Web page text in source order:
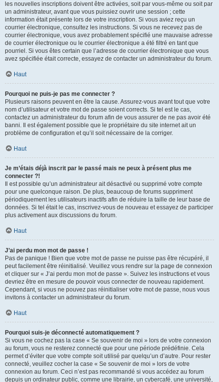
les nouvelles inscriptions doivent être activées, soit par vous-même ou soit par
un administrateur, avant que vous puissiez ouvrir une session ; cette
information était présente lors de votre inscription. Si vous aviez reçu un
courrier électronique, consultez les instructions. Si vous ne recevez pas de
courrier électronique, vous avez probablement spécifié une mauvaise adresse
de courrier électronique ou le courrier électronique a été filtré en tant que
pourriel. Si vous êtes certain que l’adresse de courrier électronique que vous
avez spécifiée était correcte, essayez de contacter un administrateur du forum.
Haut
Pourquoi ne puis-je pas me connecter ?
Plusieurs raisons peuvent en être la cause. Assurez-vous avant tout que votre
nom d’utilisateur et votre mot de passe soient corrects. Si tel est le cas,
contactez un administrateur du forum afin de vous assurer de ne pas avoir été
banni. Il est également possible que le propriétaire du site internet ait un
problème de configuration et qu’il soit nécessaire de la corriger.
Haut
Je m’étais déjà inscrit par le passé mais ne peux à présent plus me
connecter ?!
Il est possible qu’un administrateur ait désactivé ou supprimé votre compte
pour une quelconque raison. De plus, beaucoup de forums suppriment
périodiquement les utilisateurs inactifs afin de réduire la taille de leur base de
données. Si tel était le cas, inscrivez-vous de nouveau et essayez de participer
plus activement aux discussions du forum.
Haut
J’ai perdu mon mot de passe !
Pas de panique ! Bien que votre mot de passe ne puisse pas être récupéré, il
peut facilement être réinitialisé. Veuillez vous rendre sur la page de connexion
et cliquer sur « J’ai perdu mon mot de passe ». Suivez les instructions et vous
devriez être en mesure de pouvoir vous connecter de nouveau rapidement.
Cependant, si vous ne pouvez pas réinitialiser votre mot de passe, nous vous
invitons à contacter un administrateur du forum.
Haut
Pourquoi suis-je déconnecté automatiquement ?
Si vous ne cochez pas la case « Se souvenir de moi » lors de votre connexion
au forum, vous ne resterez connecté que pour une période prédéfinie. Cela
permet d’éviter que votre compte soit utilisé par quelqu’un d’autre. Pour rester
connecté, veuillez cocher la case « Se souvenir de moi » lors de votre
connexion au forum. Ceci n’est pas recommandé si vous accédez au forum
depuis un ordinateur public, comme une librairie, un cybercafé, une université,